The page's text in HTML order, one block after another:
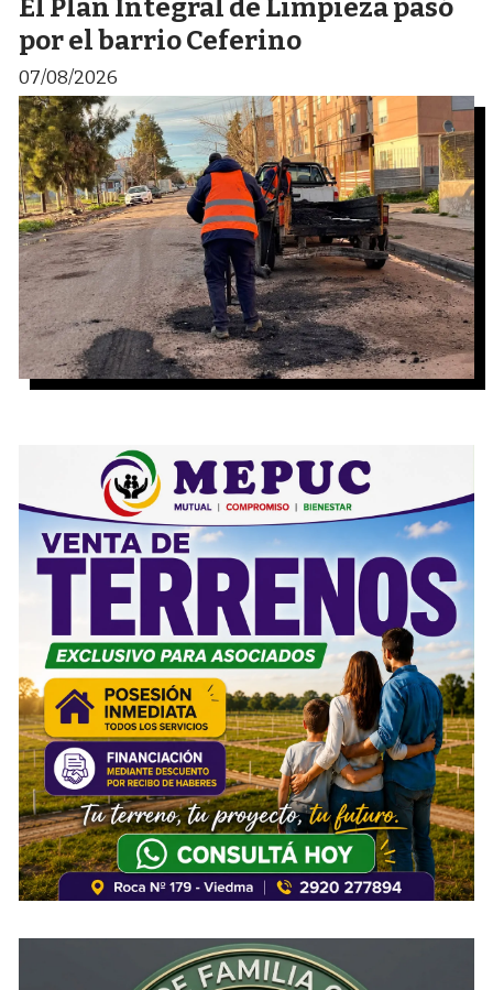
El Plan Integral de Limpieza pasó
por el barrio Ceferino
07/08/2026